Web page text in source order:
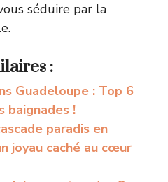
séduire par la
:
Guadeloupe : Top 6
baignades !
paradis en
joyau caché au cœur